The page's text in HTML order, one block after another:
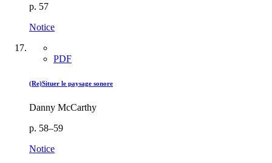
p. 57
Notice
PDF
(Re)Situer le paysage sonore
Danny McCarthy
p. 58–59
Notice